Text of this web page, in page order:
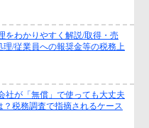
わかりやすく解説/取得・売
/従業員への報奨金等の税務上
社が「無償」で使っても大丈夫
税務調査で指摘されるケース